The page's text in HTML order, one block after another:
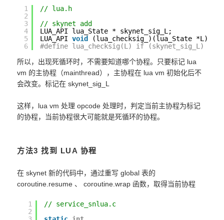
1
2
3
4
5
6
// lua.h
// skynet add
LUA_API lua_State * skynet_sig_L;
LUA_API void
(lua_checksig_)(lua_State *L);
#define lua_checksig(L) if (skynet_sig_L) {
所以，出现死循环时，不需要知道哪个协程。只要标记 lua
vm 的主协程（mainthread），主协程在 lua vm 初始化后不
会改变。标记在 skynet_sig_L
这样，lua vm 处理 opcode 处理时，判定当前主协程为标记
的协程，当前协程很大可能就是死循环的协程。
方法3 找到 LUA 协程
在 skynet 新的代码中，通过重写 global 表的
coroutine.resume 、 coroutine.wrap 函数，取得当前协程
1
2
// service_snlua.c